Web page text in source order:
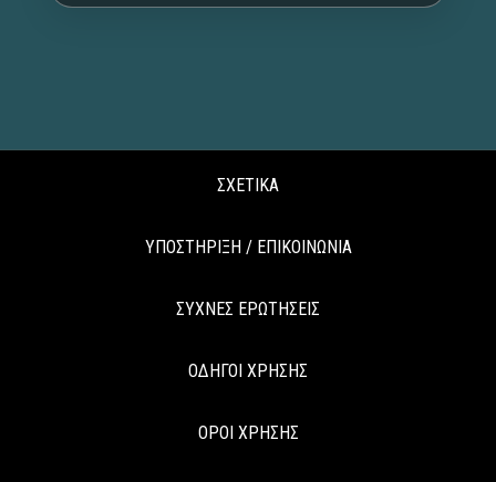
ΣΧΕΤΙΚΑ
ΥΠΟΣΤΗΡΙΞΗ / ΕΠΙΚΟΙΝΩΝΙΑ
ΣΥΧΝΕΣ ΕΡΩΤΗΣΕΙΣ
ΟΔΗΓΟΙ ΧΡΗΣΗΣ
ΟΡΟΙ ΧΡΗΣΗΣ